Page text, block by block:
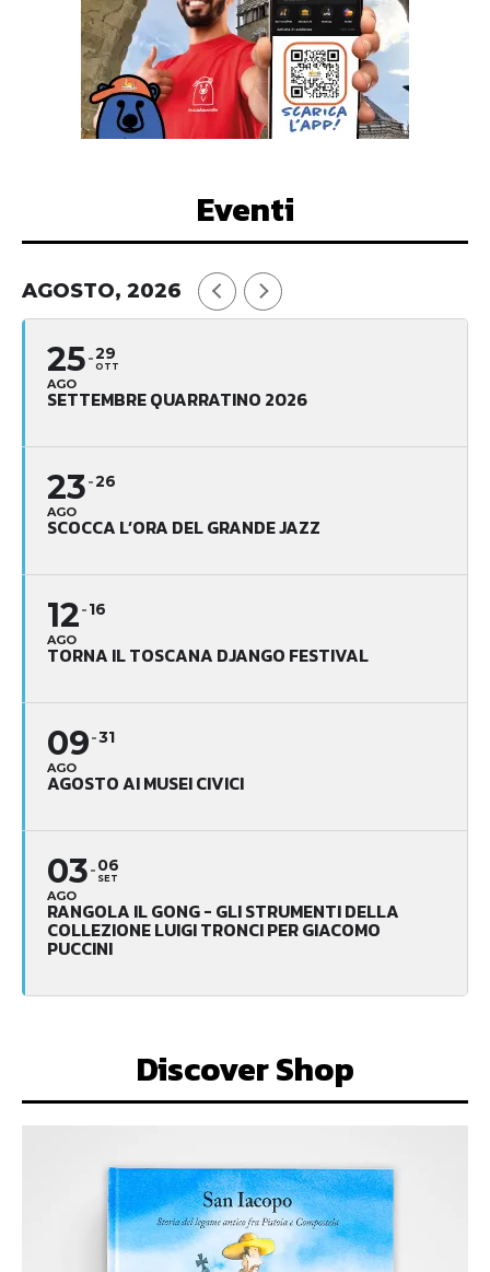
Eventi
AGOSTO, 2026
25
AGO
29
OTT
SETTEMBRE QUARRATINO 2026
23
AGO
26
SCOCCA L’ORA DEL GRANDE JAZZ
12
AGO
16
TORNA IL TOSCANA DJANGO FESTIVAL
09
AGO
31
AGOSTO AI MUSEI CIVICI
03
AGO
06
SET
RANGOLA IL GONG - GLI STRUMENTI DELLA
COLLEZIONE LUIGI TRONCI PER GIACOMO
PUCCINI
Discover Shop